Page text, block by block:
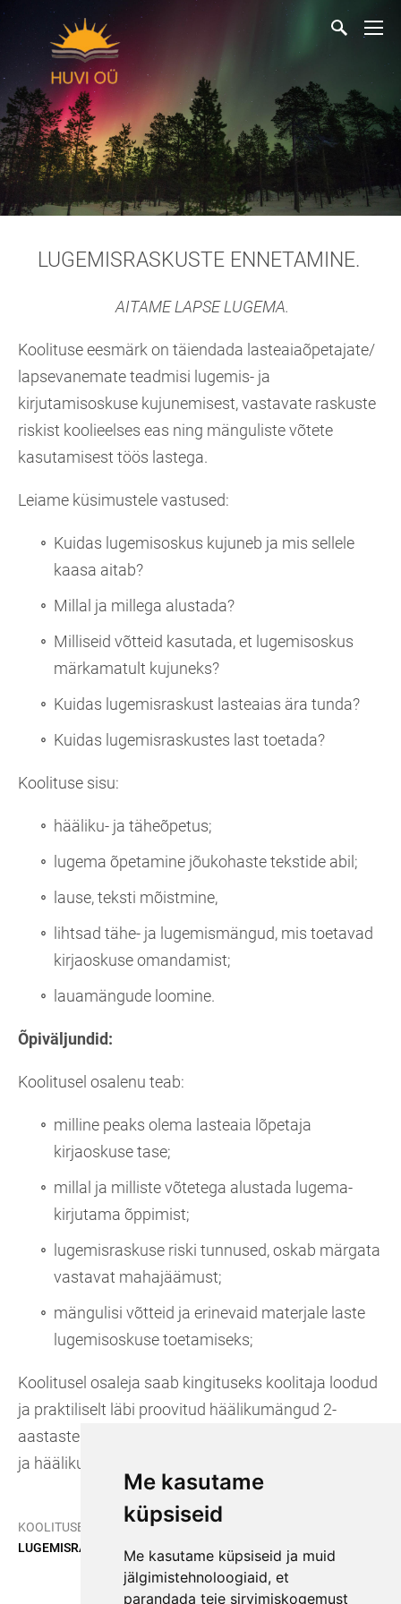
Me kasutame
küpsiseid
Me kasutame küpsiseid ja muid
jälgimistehnoloogiaid, et
parandada teie sirvimiskogemust
LUGEMISRASKUSTE ENNETAMINE.
AITAME LAPSE LUGEMA.
Koolituse eesmärk on täiendada lasteaiaõpetajate/
lapsevanemate teadmisi lugemis- ja
kirjutamisoskuse kujunemisest, vastavate raskuste
riskist koolieelses eas ning mänguliste võtete
kasutamisest töös lastega.
Leiame küsimustele vastused:
Kuidas lugemisoskus kujuneb ja mis sellele
kaasa aitab?
Millal ja millega alustada?
Milliseid võtteid kasutada, et lugemisoskus
märkamatult kujuneks?
Kuidas lugemisraskust lasteaias ära tunda?
Kuidas lugemisraskustes last toetada?
Koolituse sisu:
hääliku- ja täheõpetus;
lugema õpetamine jõukohaste tekstide abil;
lause, teksti mõistmine,
lihtsad tähe- ja lugemismängud, mis toetavad
kirjaoskuse omandamist;
lauamängude loomine.
Õpiväljundid:
Koolitusel osalenu teab:
milline peaks olema lasteaia lõpetaja
kirjaoskuse tase;
millal ja milliste võtetega alustada lugema-
kirjutama õppimist;
lugemisraskuse riski tunnused, oskab märgata
vastavat mahajäämust;
mängulisi võtteid ja erinevaid materjale laste
lugemisoskuse toetamiseks;
Koolitusel osaleja saab kingituseks koolitaja loodud
ja praktiliselt läbi proovitud häälikumängud 2-
aastastele (9 mängu, igasse õppeaasta kuusse üks)
ja hääliku-täheõppemängud 3-4 aastastele.
KOOLITUSED KOOLITUSPROGRAMMID
LUGEMISRASKUSTE ENNETAMINE.